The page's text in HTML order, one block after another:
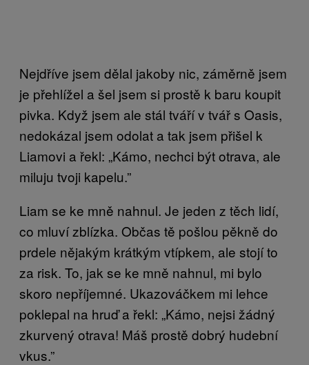
Nejdříve jsem dělal jakoby nic, záměrně jsem
je přehlížel a šel jsem si prostě k baru koupit
pivka. Když jsem ale stál tváří v tvář s Oasis,
nedokázal jsem odolat a tak jsem přišel k
Liamovi a řekl: „Kámo, nechci být otrava, ale
miluju tvoji kapelu.”
Liam se ke mně nahnul. Je jeden z těch lidí,
co mluví zblízka. Občas tě pošlou pěkně do
prdele nějakým krátkým vtípkem, ale stojí to
za risk. To, jak se ke mně nahnul, mi bylo
skoro nepříjemné. Ukazováčkem mi lehce
poklepal na hruď a řekl: „Kámo, nejsi žádný
zkurvený otrava! Máš prostě dobrý hudební
vkus.”